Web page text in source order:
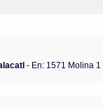
- En: 1571 Molina 1